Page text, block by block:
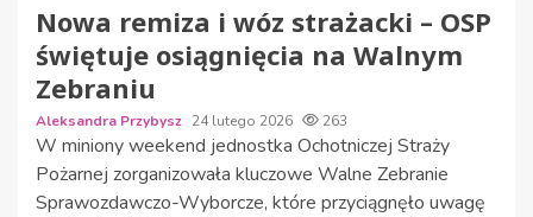
Nowa remiza i wóz strażacki – OSP
świętuje osiągnięcia na Walnym
Zebraniu
Aleksandra Przybysz 24 lutego 2026 263
W miniony weekend jednostka Ochotniczej Straży
Pożarnej zorganizowała kluczowe Walne Zebranie
Sprawozdawczo-Wyborcze, które przyciągnęło uwagę